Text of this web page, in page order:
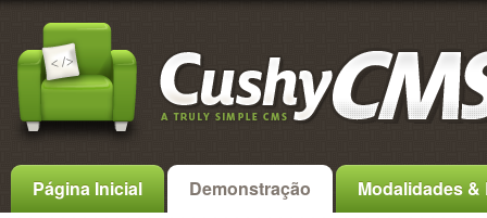
Página Inicial Demonstração Modalidades